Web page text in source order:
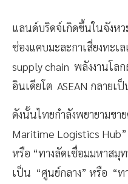
แลนด์บริดจ์เกิดขึ้นในจังห
ช่องแคบมะละกาเสี่ยงทะ
supply chain พลังงานโล
อินเดียโต ASEAN กลาย
ดังนั้นไทยกำลังพยายามขา
Maritime Logistics Hub”
หรือ “ทางลัดเชื่อมมหาส
เป็น “ศูนย์กลาง” หรือ “ท